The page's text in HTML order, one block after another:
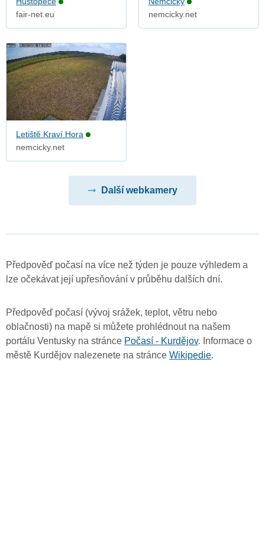
fair-net.eu
nemcicky.net
Letiště Kraví Hora
nemcicky.net
Další webkamery
Předpověď počasí na více než týden je pouze výhledem a
lze očekávat její upřesňování v průběhu dalších dní.
Předpověď počasí (vývoj srážek, teplot, větru nebo
oblačnosti) na mapě si můžete prohlédnout na našem
portálu Ventusky na stránce Počasí - Kurdějov. Informace o
městě Kurdějov nalezenete na stránce Wikipedie.